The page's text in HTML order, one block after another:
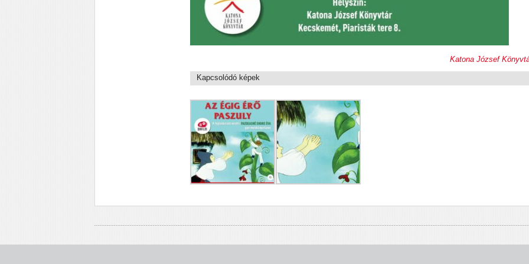
Katona József
Kapcsolódó képek